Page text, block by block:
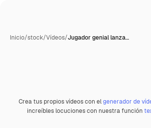
Inicio/stock/Vídeos/Jugador genial lanza…
Premium
Crea tus propios vídeos con elgenerador de
increíbles locuciones con nuestra función